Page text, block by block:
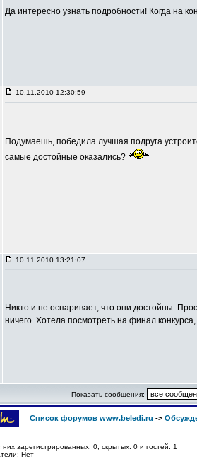
Да интересно узнать подробности! Когда на
10.11.2010 12:30:59
Подумаешь, победила лучшая подруга
самые достойные оказались?
10.11.2010 13:21:07
Никто и не оспаривает, что они достойны.
ничего. Хотела посмотреть на финал
Показать сообщения:
Список форумов www.beledi.ru ->
них зарегистрированных: 0, скрытых: 0 и гостей: 1
Нет